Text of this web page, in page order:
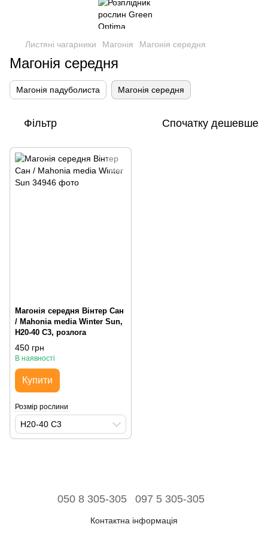
Листяні чагарники Магонія Магонія середня
Магонія середня
Магонія падуболиста Магонія середня
Фільтр Спочатку дешевше
Магонія середня Вінтер Сан
/ Mahonia media Winter Sun,
H20-40 С3, розлога
450 грн
В наявності
Купити
Розмір рослини
H20-40 С3
050 8 305-305 097 5 305-305
Контактна інформація